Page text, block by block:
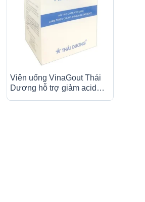
Viên uống VinaGout Thái
Dương hỗ trợ giảm acid
uric, giảm triệu chứng sưng